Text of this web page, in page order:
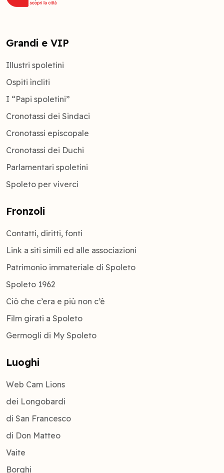
Grandi e VIP
Illustri spoletini
Ospiti ìncliti
I “Papi spoletini”
Cronotassi dei Sindaci
Cronotassi episcopale
Cronotassi dei Duchi
Parlamentari spoletini
Spoleto per viverci
Fronzoli
Contatti, diritti, fonti
Link a siti simili ed alle associazioni
Patrimonio immateriale di Spoleto
Spoleto 1962
Ciò che c’era e più non c’è
Film girati a Spoleto
Germogli di My Spoleto
Luoghi
Web Cam Lions
dei Longobardi
di San Francesco
di Don Matteo
Vaite
Borghi